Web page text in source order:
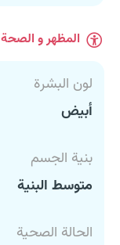
المظهر و الصحة
لون البشرة
أبيض
بنية الجسم
متوسط البنية
الحالة الصحية